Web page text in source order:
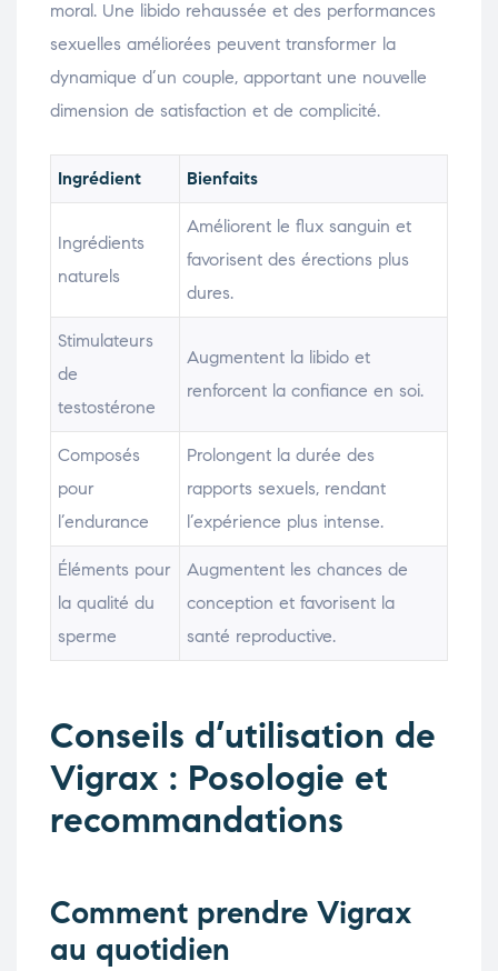
moral. Une libido rehaussée et des performances
sexuelles améliorées peuvent transformer la
dynamique d’un couple, apportant une nouvelle
dimension de satisfaction et de complicité.
Ingrédient Bienfaits
Ingrédients
naturels
Améliorent le flux sanguin et
favorisent des érections plus
dures.
Stimulateurs
de
testostérone
Augmentent la libido et
renforcent la confiance en soi.
Composés
pour
l’endurance
Prolongent la durée des
rapports sexuels, rendant
l’expérience plus intense.
Éléments pour
la qualité du
sperme
Augmentent les chances de
conception et favorisent la
santé reproductive.
Conseils d’utilisation de
Vigrax : Posologie et
recommandations
Comment prendre Vigrax
au quotidien